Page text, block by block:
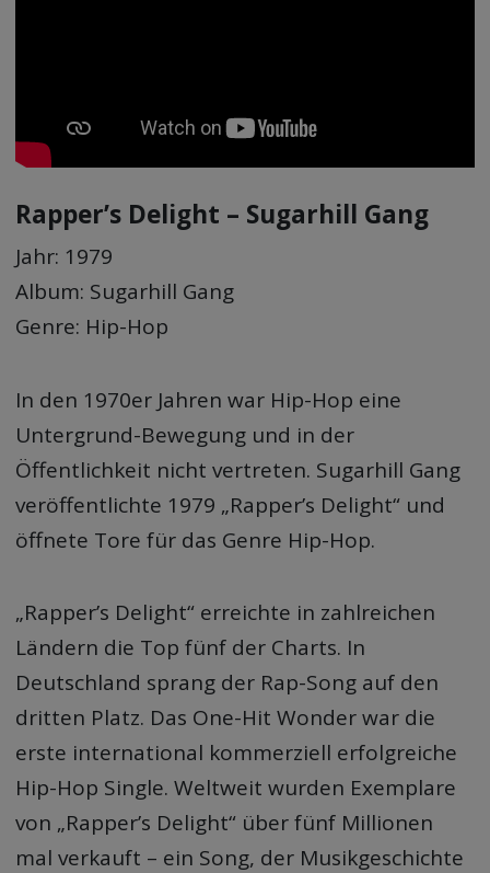
Rapper’s Delight – Sugarhill Gang
Jahr: 1979
Album: Sugarhill Gang
Genre: Hip-Hop
In den 1970er Jahren war Hip-Hop eine
Untergrund-Bewegung und in der
Öffentlichkeit nicht vertreten. Sugarhill Gang
veröffentlichte 1979 „Rapper’s Delight“ und
öffnete Tore für das Genre Hip-Hop.
„Rapper’s Delight“ erreichte in zahlreichen
Ländern die Top fünf der Charts. In
Deutschland sprang der Rap-Song auf den
dritten Platz. Das One-Hit Wonder war die
erste international kommerziell erfolgreiche
Hip-Hop Single. Weltweit wurden Exemplare
von „Rapper’s Delight“ über fünf Millionen
mal verkauft – ein Song, der Musikgeschichte